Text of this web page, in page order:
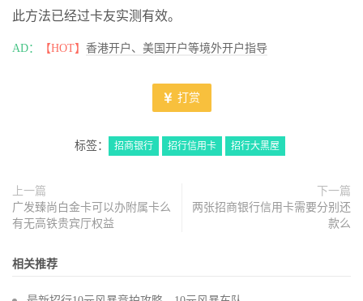
此方法已经过卡友实测有效。
AD： 【HOT】 香港开户、美国开户等境外开户指导
打赏
标签： 招商银行 招行信用卡 招行大黑屋
上一篇
广发臻尚白金卡可以办附属卡么
有无高铁贵宾厅权益
下一篇
两张招商银行信用卡需要分别还
款么
相关推荐